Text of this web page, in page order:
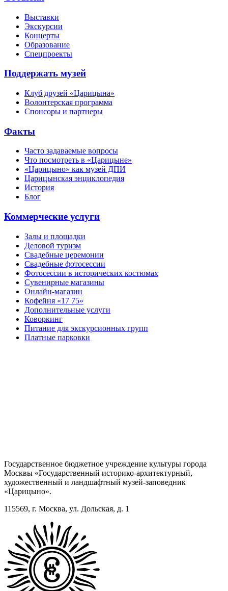
Выставки
Экскурсии
Концерты
Образование
Спецпроекты
Поддержать музей
Клуб друзей «Царицына»
Волонтерская программа
Спонсоры и партнеры
Факты
Часто задаваемые вопросы
Что посмотреть в «Царицыне»
«Царицыно» как музей ДПИ
Царицынская энциклопедия
История
Блог
Коммерческие услуги
Залы и площадки
Деловой туризм
Свадебные церемонии
Свадебные фотосессии
Фотосессии в исторических костюмах
Сувенирные магазины
Онлайн-магазин
Кофейня «17 75»
Дополнительные услуги
Коворкинг
Питание для экскурсионных групп
Платные парковки
Государственное бюджетное учреждение культуры города
Москвы «Государственный историко-архитектурный,
художественный и ландшафтный музей-заповедник
«Царицыно».
115569, г. Москва, ул. Дольская, д. 1